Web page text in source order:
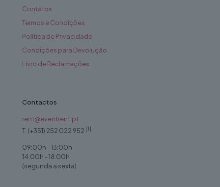
Contatos
Termos e Condições
Política de Privacidade
Condições para Devolução
Livro de Reclamações
Contactos
rent@eventrent.pt
T. (+351) 252 022 952 [1]
09:00h - 13:00h
14:00h - 18:00h
(segunda a sexta)